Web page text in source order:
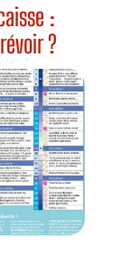
:
?